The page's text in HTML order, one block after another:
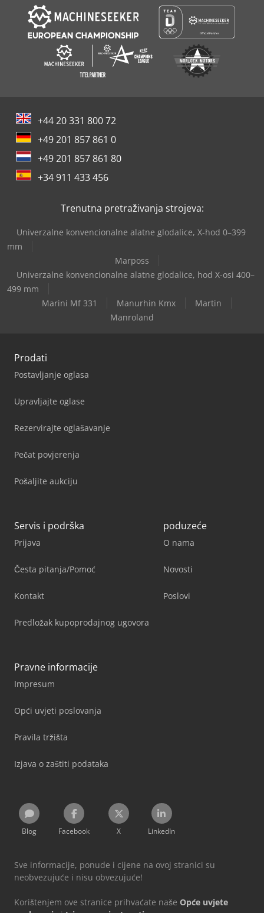
+44 20 331 800 72
+49 201 857 861 0
+49 201 857 861 80
+34 911 433 456
Trenutna pretraživanja strojeva:
Univerzalne konvencionalne alatne glodalice, X-hod 0–399
mm
Marposs
Univerzalne konvencionalne alatne glodalice, hod X-osi 400–
499 mm
Marini Mf 331
Manurhin Kmx
Martin
Manroland
Prodati
Postavljanje oglasa
Upravljajte oglase
Rezervirajte oglašavanje
Pečat povjerenja
Pošaljite aukciju
Servis i podrška
Prijava
Česta pitanja/Pomoć
Kontakt
Predložak kupoprodajnog ugovora
poduzeće
O nama
Novosti
Poslovi
Pravne informacije
Impresum
Opći uvjeti poslovanja
Pravila tržišta
Izjava o zaštiti podataka
Blog Facebook X LinkedIn
Sve informacije, ponude i cijene na ovoj stranici su
neobvezujuće i nisu obvezujuće!
Korištenjem ove stranice prihvaćate naše Opće uvjete